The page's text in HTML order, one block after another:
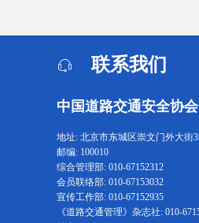
联系我们
中国道路交通安全协会
地址: 北京市东城区崇文门外大街
邮编: 100010
综合管理部: 010-67152312
会员联络部: 010-67153032
宣传工作部: 010-67152935
《道路交通管理》杂志社: 010-